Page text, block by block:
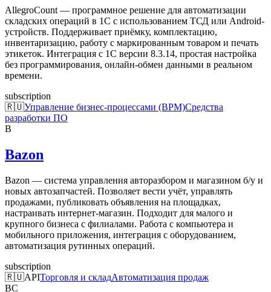
AllegroCount — программное решение для автоматизации
складских операций в 1С с использованием ТСД или Android-
устройств. Поддерживает приёмку, комплектацию,
инвентаризацию, работу с маркированным товаром и печать
этикеток. Интеграция с 1С версии 8.3.14, простая настройка
без программирования, онлайн-обмен данными в реальном
времени.
subscription
🇷🇺Управление бизнес-процессами (BPM)Средства
разработки ПО
B
Bazon
Bazon — система управления авторазбором и магазином б/у и
новых автозапчастей. Позволяет вести учёт, управлять
продажами, публиковать объявления на площадках,
настраивать интернет-магазин. Подходит для малого и
крупного бизнеса с филиалами. Работа с компьютера и
мобильного приложения, интеграция с оборудованием,
автоматизация рутинных операций.
subscription
🇷🇺APIТорговля и складАвтоматизация продаж
BC